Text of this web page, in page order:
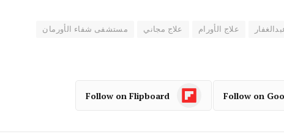
علاج الأورام علاج مجاني مستشفى شفاء الأورمان
Follow on
Follow on Flipboard